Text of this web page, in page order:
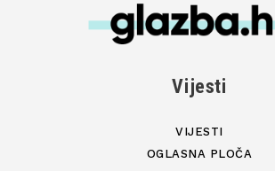
Vijesti
VIJESTI
OGLASNA PLOČA